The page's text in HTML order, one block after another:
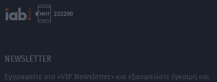
NEWSLETTER
Εγγραφείτε στο «VIP Newsletter» και εξασφαλίστε έγκαιρη και